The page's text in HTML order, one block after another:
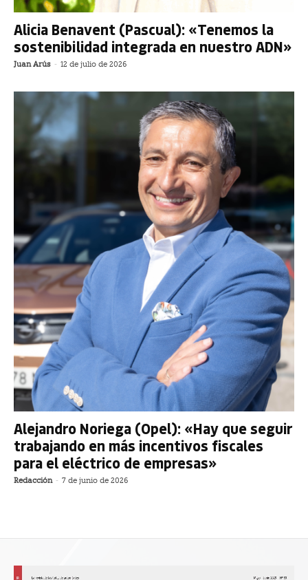
Alicia Benavent (Pascual): «Tenemos la
sostenibilidad integrada en nuestro ADN»
Juan Arús - 12 de julio de 2026
Alejandro Noriega (Opel): «Hay que seguir
trabajando en más incentivos fiscales
para el eléctrico de empresas»
Redacción - 7 de junio de 2026